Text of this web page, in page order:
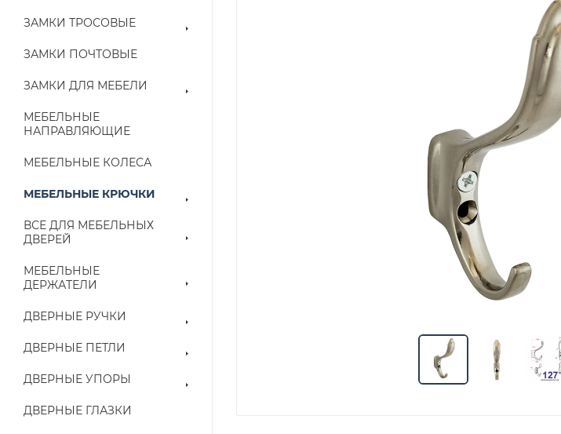
ЗАМКИ ТРОСОВЫЕ
ЗАМКИ ПОЧТОВЫЕ
ЗАМКИ ДЛЯ МЕБЕЛИ
МЕБЕЛЬНЫЕ
НАПРАВЛЯЮЩИЕ
МЕБЕЛЬНЫЕ КОЛЕСА
МЕБЕЛЬНЫЕ КРЮЧКИ
ВСЕ ДЛЯ МЕБЕЛЬНЫХ
ДВЕРЕЙ
МЕБЕЛЬНЫЕ
ДЕРЖАТЕЛИ
ДВЕРНЫЕ РУЧКИ
ДВЕРНЫЕ ПЕТЛИ
ДВЕРНЫЕ УПОРЫ
ДВЕРНЫЕ ГЛАЗКИ